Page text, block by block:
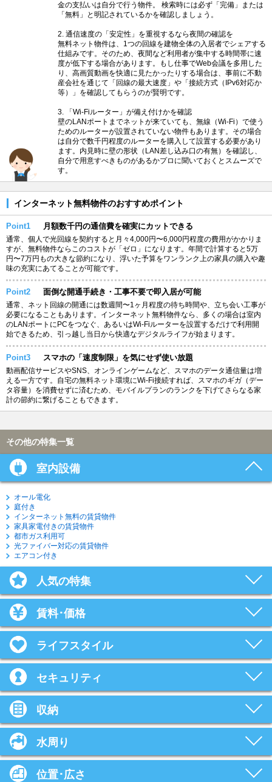
金の支払いは自分で行う物件。 検索時には必ず「完備」または
「無料」と明記されているかを確認しましょう。
2. 通信速度の「安定性」を重視するなら夜間の確認を
無料ネット物件は、1つの回線を建物全体の入居者でシェアする
仕組みです。そのため、夜間など利用者が集中する時間帯に速
度が低下する場合があります。もし仕事でWeb会議を多用した
り、高画質動画を快適に見たかったりする場合は、事前に不動
産会社を通じて「回線の最大速度」や「接続方式（IPv6対応か
等）」を確認してもらうのが賢明です。
3. 「Wi-Fiルーター」が備え付けかを確認
壁のLANポートまでネットが来ていても、無線（Wi-Fi）で使う
ためのルーターが設置されていない物件もあります。その場合
は自分で数千円程度のルーターを購入して設置する必要があり
ます。内見時に壁の形状（LAN差し込み口の有無）を確認し、
自分で用意すべきものがあるかプロに聞いておくとスムーズで
す。
インターネット無料物件のおすすめポイント
Point1 月額数千円の通信費を確実にカットできる
通常、個人で光回線を契約すると月々4,000円〜6,000円程度の費用がかかりま
すが、無料物件ならこのコストが「ゼロ」になります。年間で計算すると5万
円〜7万円もの大きな節約になり、浮いた予算をワンランク上の家具の購入や趣
味の充実にあてることが可能です。
Point2 面倒な開通手続き・工事不要で即入居が可能
通常、ネット回線の開通には数週間〜1ヶ月程度の待ち時間や、立ち会い工事が
必要になることもあります。インターネット無料物件なら、多くの場合は室内
のLANポートにPCをつなぐ、あるいはWi-Fiルーターを設置するだけで利用開
始できるため、引っ越し当日から快適なデジタルライフが始まります。
Point3 スマホの「速度制限」を気にせず使い放題
動画配信サービスやSNS、オンラインゲームなど、スマホのデータ通信量は増
える一方です。自宅の無料ネット環境にWi-Fi接続すれば、スマホのギガ（デー
タ容量）を消費せずに済むため、モバイルプランのランクを下げてさらなる家
計の節約に繋げることもできます。
その他の特集一覧
室内設備
オール電化
庭付き
インターネット無料の賃貸物件
家具家電付きの賃貸物件
都市ガス利用可
光ファイバー対応の賃貸物件
エアコン付き
人気の特集
賃料･価格
ライフスタイル
セキュリティ
収納
水周り
位置･広さ